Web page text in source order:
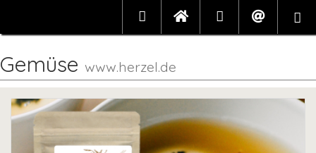
Gemüse www.herzel.de